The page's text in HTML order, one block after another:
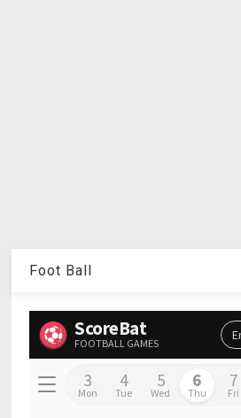
Foot Ball